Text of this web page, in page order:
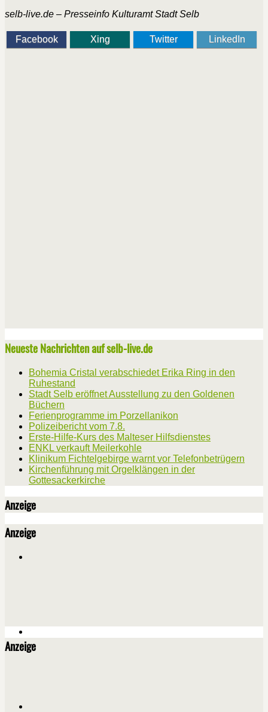
selb-live.de – Presseinfo Kulturamt Stadt Selb
Facebook Xing Twitter LinkedIn
Neueste Nachrichten auf selb-live.de
Bohemia Cristal verabschiedet Erika Ring in den
Ruhestand
Stadt Selb eröffnet Ausstellung zu den Goldenen
Büchern
Ferienprogramme im Porzellanikon
Polizeibericht vom 7.8.
Erste-Hilfe-Kurs des Malteser Hilfsdienstes
ENKL verkauft Meilerkohle
Klinikum Fichtelgebirge warnt vor Telefonbetrügern
Kirchenführung mit Orgelklängen in der
Gottesackerkirche
Anzeige
Anzeige
Anzeige